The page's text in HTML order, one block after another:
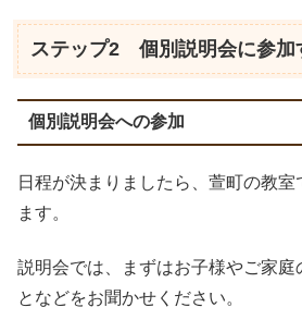
ステップ2 個別説明会に参加
個別説明会への参加
日程が決まりましたら、萱町の教
ます。
説明会では、まずはお子様やご家庭
となどをお聞かせください。